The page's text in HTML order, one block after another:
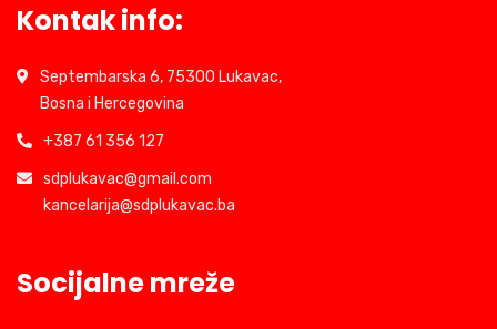
Kontak info:
Septembarska 6, 75300 Lukavac,
Bosna i Hercegovina
+387 61 356 127
sdplukavac@gmail.com
kancelarija@sdplukavac.ba
Socijalne mreže